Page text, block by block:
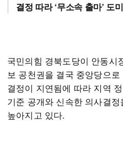
결정 따라 ‘무소속 출마’ 도
국민의힘 경북도당이 안동시
보 공천권을 결국 중앙당으
결정이 지연됨에 따라 지역
기준 공개와 신속한 의사결
높아지고 있다.